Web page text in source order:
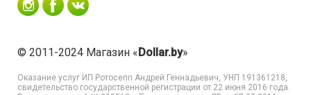
© 2011-2024 Магазин «Dollar.by»
Оказание услуг ИП Ротосепп Андрей Геннадьевич, УНП 191361218,
свидетельство государственной регистрации от 22 июня 2016 года.